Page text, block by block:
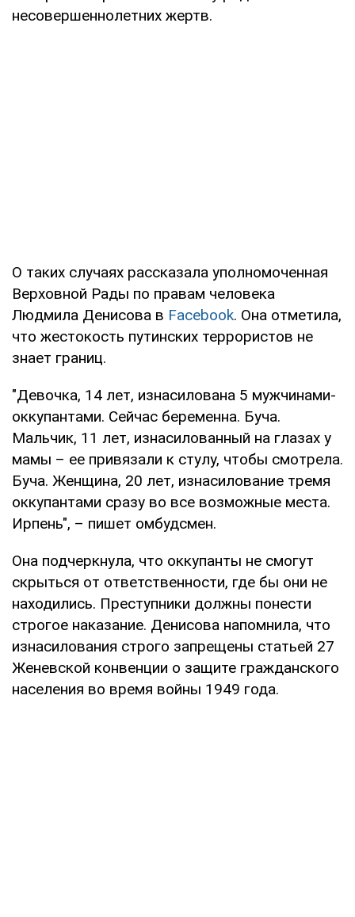
несовершеннолетних жертв.
О таких случаях рассказала уполномоченная
Верховной Рады по правам человека
Людмила Денисова в Facebook. Она отметила,
что жестокость путинских террористов не
знает границ.
"Девочка, 14 лет, изнасилована 5 мужчинами-
оккупантами. Сейчас беременна. Буча.
Мальчик, 11 лет, изнасилованный на глазах у
мамы – ее привязали к стулу, чтобы смотрела.
Буча. Женщина, 20 лет, изнасилование тремя
оккупантами сразу во все возможные места.
Ирпень", – пишет омбудсмен.
Она подчеркнула, что оккупанты не смогут
скрыться от ответственности, где бы они не
находились. Преступники должны понести
строгое наказание. Денисова напомнила, что
изнасилования строго запрещены статьей 27
Женевской конвенции о защите гражданского
населения во время войны 1949 года.